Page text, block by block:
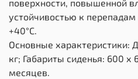
поверхности, повышенной
устойчивостью к
+40°С.
Основные характеристики:
кг; Габариты сиденья: 600 х
месяцев.